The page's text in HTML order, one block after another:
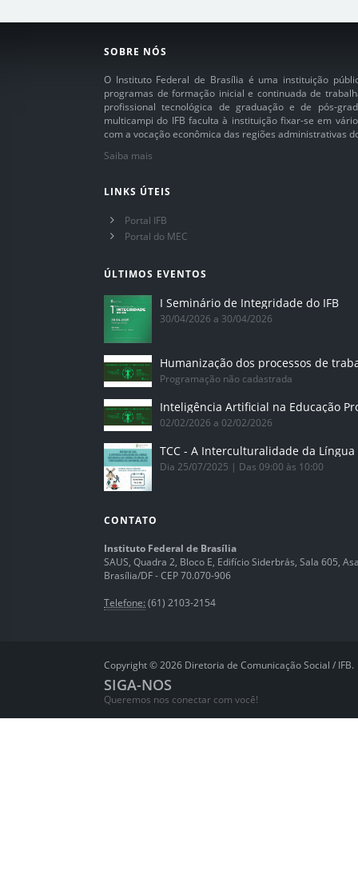
SOBRE NÓS
O Instituto Federal de Brasília é uma instituição
programas de formação inicial e continuada de
profissional tecnológica de graduação e de pós-
multicampi do IFB faculta à instituição fixar-se em
com a vocação econômica das regiões administrativas
Saiba mais
LINKS ÚTEIS
Portal IFB
Portal do MEC
ÚLTIMOS EVENTOS
I Seminário de Integridade do IFB
30/04/2026 a 30/04/2026
Humanização dos processos de
Programação não cadastrada
02/02/2026 a 02/02/2026
Dia 25/07/2025 | Das 09:00 às 10:00
CONTATO
Instituto Federal de Brasília
SAUS, Quadra 2, Bloco E, Edifício Siderbrás, Sala 605,
Brasília/DF - CEP 70.070-906
Telefone: (61) 2103-2154
Copyright © 2026 Diretoria de Comunicação Social / IFB.
SIGA-NOS
Queremos nos conectar com você!